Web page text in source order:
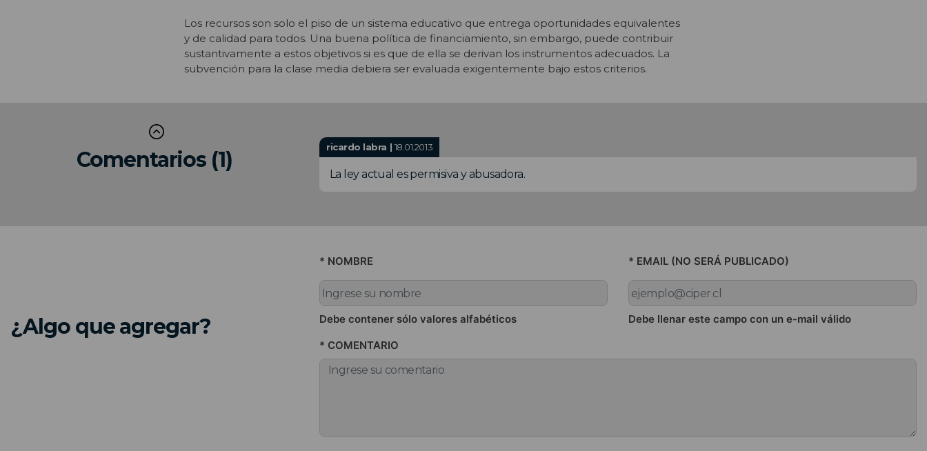
Los recursos son solo el piso de un sistema educativo que entrega oportunidades equivalentes
y de calidad para todos. Una buena política de financiamiento, sin embargo, puede contribuir
sustantivamente a estos objetivos si es que de ella se derivan los instrumentos adecuados. La
subvención para la clase media debiera ser evaluada exigentemente bajo estos criterios.
Comentarios (1) ricardo labra | 18.01.2013
La ley actual es permisiva y abusadora.
¿Algo que agregar?
* NOMBRE
Debe contener sólo valores alfabéticos
* EMAIL (NO SERÁ PUBLICADO)
Debe llenar este campo con un e-mail válido
* COMENTARIO